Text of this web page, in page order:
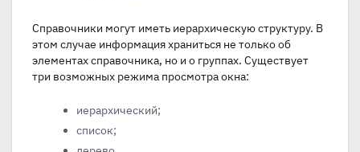
Справочники могут иметь иерархическую структуру. В
этом случае информация храниться не только об
элементах справочника, но и о группах. Существует
три возможных режима просмотра окна:
иерархический;
список;